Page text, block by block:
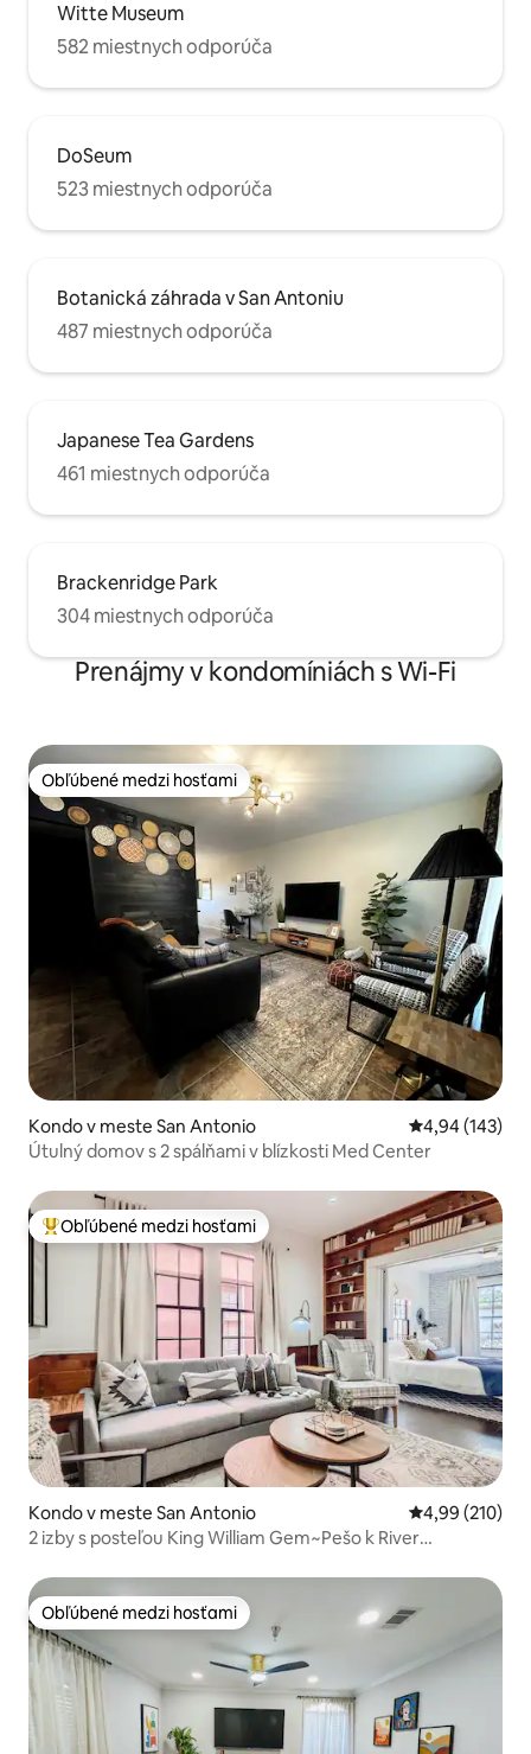
Witte Museum
582 miestnych odporúča
DoSeum
523 miestnych odporúča
Botanická záhrada v San Antoniu
487 miestnych odporúča
Japanese Tea Gardens
461 miestnych odporúča
Brackenridge Park
304 miestnych odporúča
Prenájmy v kondomíniách s Wi-Fi
Obľúbené medzi hosťami
Obľúbené medzi hosťami
Kondo v meste San Antonio Priemerné
4,94 (143)
Útulný domov s 2 spálňami v blízkosti Med Center
Najobľúbenejšie medzi hosťami
Obľúbené medzi hosťami
Kondo v meste San Antonio Priemerné
4,99 (210)
2 izby s posteľou King William Gem~Pešo k River
Obľúbené medzi hosťami
Obľúbené medzi hosťami